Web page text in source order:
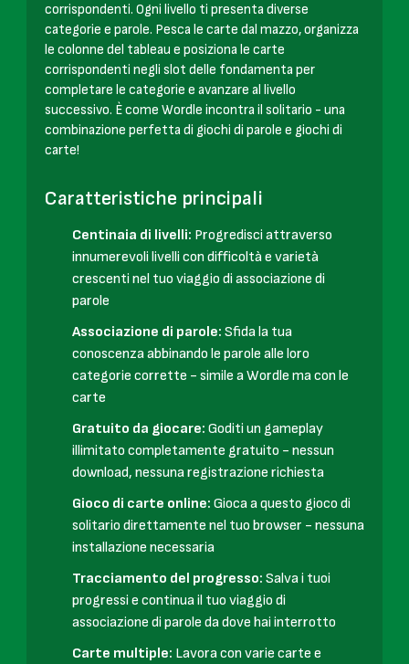
corrispondenti. Ogni livello ti presenta diverse
categorie e parole. Pesca le carte dal mazzo, organizza
le colonne del tableau e posiziona le carte
corrispondenti negli slot delle fondamenta per
completare le categorie e avanzare al livello
successivo. È come Wordle incontra il solitario - una
combinazione perfetta di giochi di parole e giochi di
carte!
Caratteristiche principali
Centinaia di livelli: Progredisci attraverso
innumerevoli livelli con difficoltà e varietà
crescenti nel tuo viaggio di associazione di
parole
Associazione di parole: Sfida la tua
conoscenza abbinando le parole alle loro
categorie corrette - simile a Wordle ma con le
carte
Gratuito da giocare: Goditi un gameplay
illimitato completamente gratuito - nessun
download, nessuna registrazione richiesta
Gioco di carte online: Gioca a questo gioco di
solitario direttamente nel tuo browser - nessuna
installazione necessaria
Tracciamento del progresso: Salva i tuoi
progressi e continua il tuo viaggio di
associazione di parole da dove hai interrotto
Carte multiple: Lavora con varie carte e